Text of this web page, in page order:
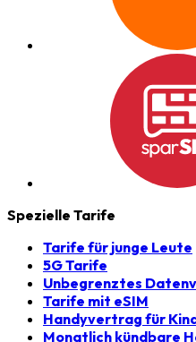
Spezielle Tarife
Tarife für junge Leute
5G Tarife
Unbegrenztes
Tarife mit eSIM
Handyvertrag für
Monatlich kündbare